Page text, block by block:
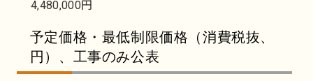
4,480,000円
予定価格・最低制限価格（消費税抜、
円）、工事のみ公表